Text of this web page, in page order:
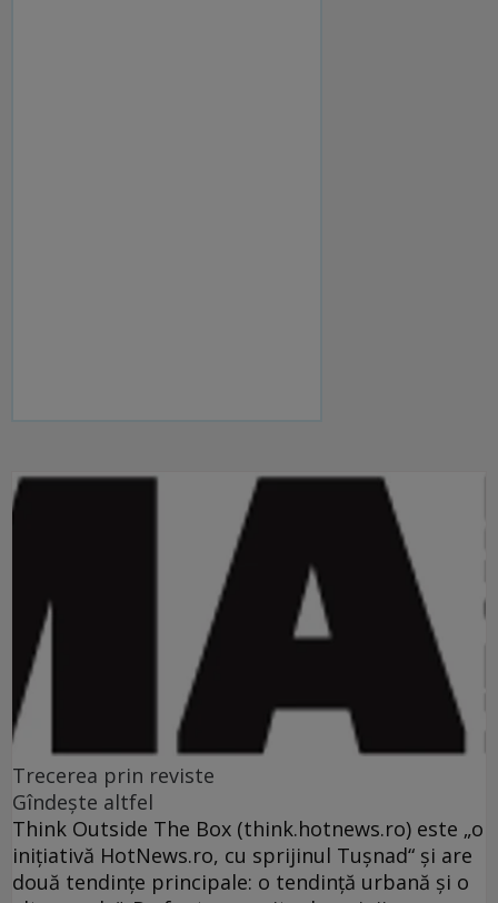
Trecerea prin reviste
Gîndeşte altfel
Think Outside The Box (think.hotnews.ro) este „o
iniţiativă HotNews.ro, cu sprijinul Tuşnad“ şi are
două tendinţe principale: o tendinţă urbană şi o